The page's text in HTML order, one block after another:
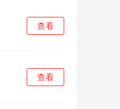
查看
查看